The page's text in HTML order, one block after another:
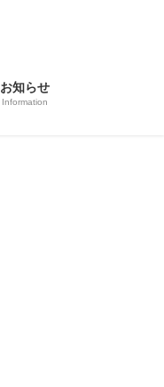
お知らせ
Information